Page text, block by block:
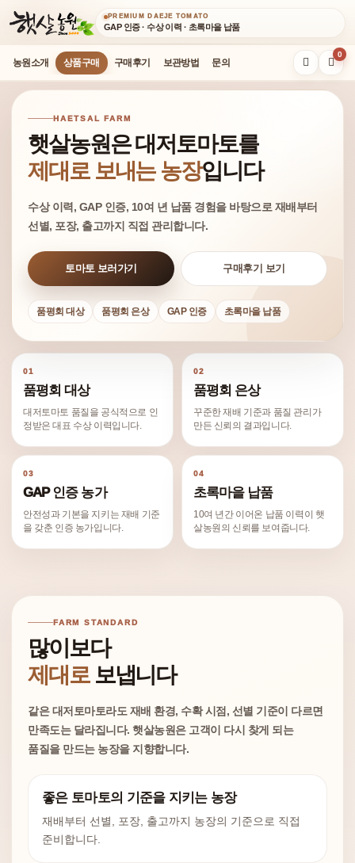
PREMIUM DAEJE TOMATO
GAP 인증 · 수상 이력 · 초록마을 납품
농원소개 상품구매 구매후기 보관방법 문의
0
HAETSAL FARM
햇살농원은 대저토마토를
제대로 보내는 농장입니다
수상 이력, GAP 인증, 10여 년 납품 경험을 바탕으로 재배부터
선별, 포장, 출고까지 직접 관리합니다.
토마토 보러가기 구매후기 보기
품평회 대상 품평회 은상 GAP 인증 초록마을 납품
01
품평회 대상
대저토마토 품질을 공식적으로 인
정받은 대표 수상 이력입니다.
02
품평회 은상
꾸준한 재배 기준과 품질 관리가
만든 신뢰의 결과입니다.
03
GAP 인증 농가
안전성과 기본을 지키는 재배 기준
을 갖춘 인증 농가입니다.
04
초록마을 납품
10여 년간 이어온 납품 이력이 햇
살농원의 신뢰를 보여줍니다.
FARM STANDARD
많이보다
제대로보냅니다
같은 대저토마토라도 재배 환경, 수확 시점, 선별 기준이 다르면
만족도는 달라집니다. 햇살농원은 고객이 다시 찾게 되는
품질을 만드는 농장을 지향합니다.
좋은 토마토의 기준을 지키는 농장
재배부터 선별, 포장, 출고까지 농장의 기준으로 직접
준비합니다.